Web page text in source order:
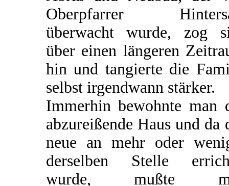
Oberpfarrer
überwacht wurde, zog
über einen längeren
hin und tangierte die
selbst irgendwann stärker.
Immerhin bewohnte man
abzureißende Haus und da
neue an mehr oder
derselben Stelle
wurde, mußte